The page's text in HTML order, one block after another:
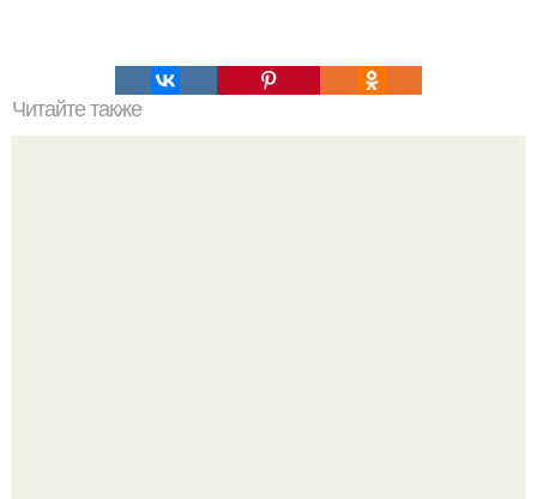
Читайте также